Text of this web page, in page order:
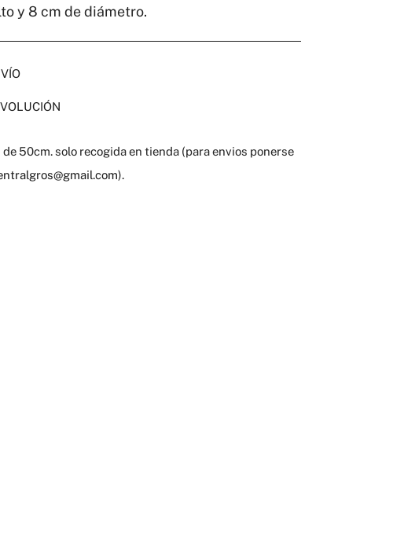
y 8 cm de diámetro.
50cm. solo recogida en tienda (para envios ponerse
).